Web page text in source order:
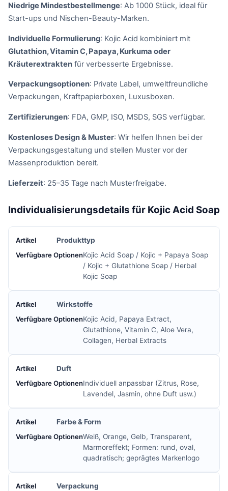
Niedrige Mindestbestellmenge: Ab 1000 Stück, ideal für
Start-ups und Nischen-Beauty-Marken.
Individuelle Formulierung: Kojic Acid kombiniert mit
Glutathion, Vitamin C, Papaya, Kurkuma oder
Kräuterextrakten für verbesserte Ergebnisse.
Verpackungsoptionen: Private Label, umweltfreundliche
Verpackungen, Kraftpapierboxen, Luxusboxen.
Zertifizierungen: FDA, GMP, ISO, MSDS, SGS verfügbar.
Kostenloses Design & Muster: Wir helfen Ihnen bei der
Verpackungsgestaltung und stellen Muster vor der
Massenproduktion bereit.
Lieferzeit: 25–35 Tage nach Musterfreigabe.
Individualisierungsdetails für Kojic Acid Soap
Produkttyp
Kojic Acid Soap / Kojic + Papaya Soap
/ Kojic + Glutathione Soap / Herbal
Kojic Soap
Wirkstoffe
Kojic Acid, Papaya Extract,
Glutathione, Vitamin C, Aloe Vera,
Collagen, Herbal Extracts
Duft
Individuell anpassbar (Zitrus, Rose,
Lavendel, Jasmin, ohne Duft usw.)
Farbe & Form
Weiß, Orange, Gelb, Transparent,
Marmoreffekt; Formen: rund, oval,
quadratisch; geprägtes Markenlogo
Verpackung